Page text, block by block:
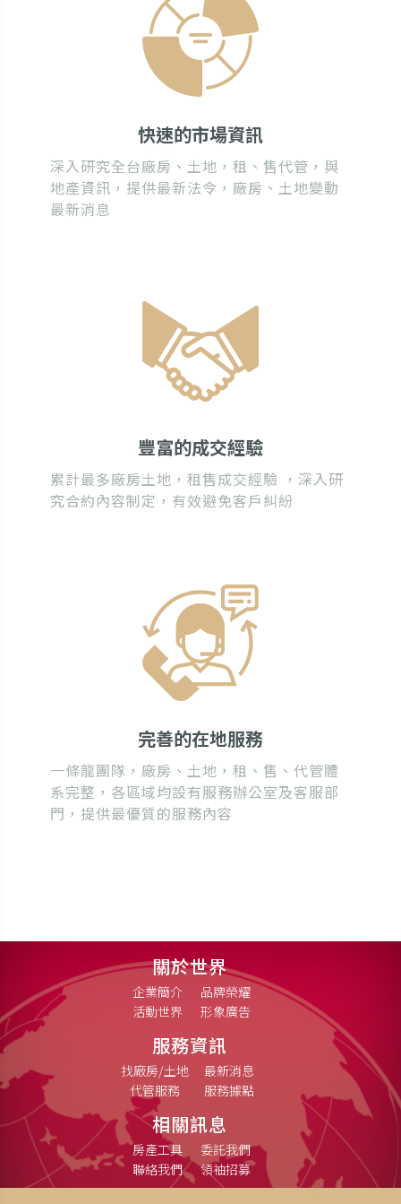
快速的市場資訊
深入研究全台廠房、土地，租、售代管，與
地產資訊，提供最新法令，廠房、土地變動
最新消息
豐富的成交經驗
累計最多廠房土地，租售成交經驗 ，深入研
究合約內容制定，有效避免客戶糾紛
完善的在地服務
一條龍團隊，廠房、土地，租、售、代管體
系完整，各區域均設有服務辦公室及客服部
門，提供最優質的服務內容
關於世界
企業簡介
品牌榮耀
活動世界
形象廣告
服務資訊
找廠房/土地
最新消息
代管服務
服務據點
相關訊息
房產工具
委託我們
聯絡我們
領袖招募